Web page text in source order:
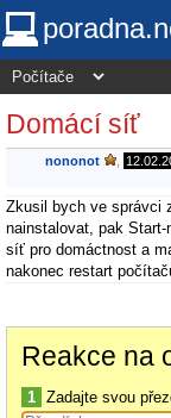
Domácí síť
nononot
Zkusil bych ve správci
nainstalovat, pak
síť pro domáctnost a
nakonec restart
Reakce na
1 Zadajte svou